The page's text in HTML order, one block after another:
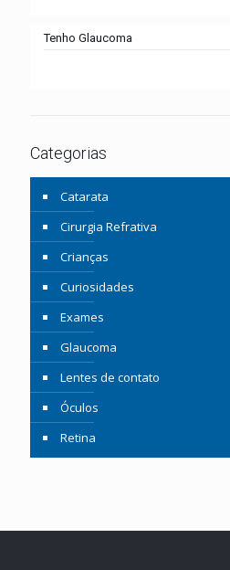
Tenho Glaucoma
Categorias
Catarata
Cirurgia Refrativa
Crianças
Curiosidades
Exames
Glaucoma
Lentes de contato
Óculos
Retina